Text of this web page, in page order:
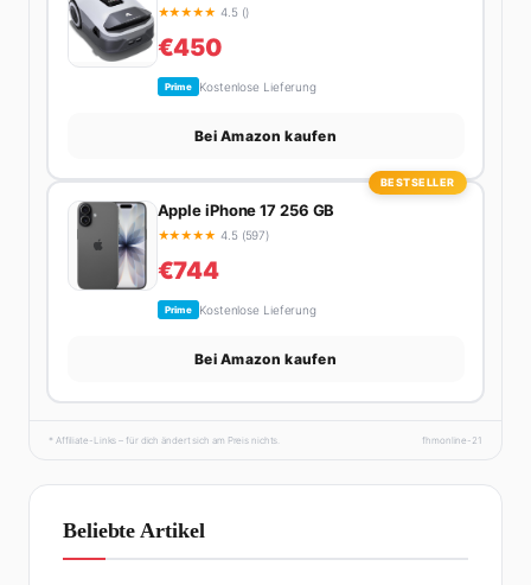
★★★★★ 4.5 ()
€450
Prime Kostenlose Lieferung
Bei Amazon kaufen
BESTSELLER
Apple iPhone 17 256 GB
★★★★★ 4.5 (597)
€744
Prime Kostenlose Lieferung
Bei Amazon kaufen
* Affiliate-Links – für dich ändert sich am Preis nichts. fhmonline-21
Beliebte Artikel